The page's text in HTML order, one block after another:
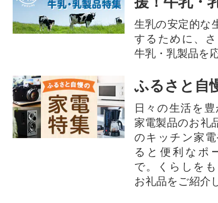
生乳の安定的な
するために、
牛乳・乳製品を
ふるさと自
日々の生活を
家電製品のお礼
のキッチン家
ると便利なポ
で。くらしを
お礼品をご紹介